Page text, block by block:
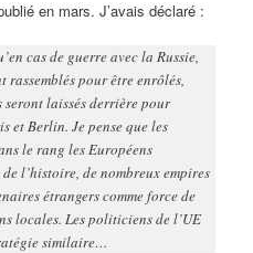
en mars. J’avais déclaré :
cas de guerre avec la Russie,
rassemblés pour être enrôlés,
laissés derrière pour
et Berlin. Je pense que les
le rang les Européens
l’histoire, de nombreux empires
étrangers comme force de
locales. Les politiciens de l’UE
similaire…